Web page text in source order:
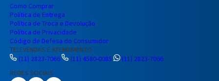
Como Comprar
Política de Entrega
Política de Troca e Devolução
Política de Privacidade
Código de Defesa do Consumidor
TELEVENDAS E ATENDIMENTO
(11) 2823-7066
(11) 4580-0085
(11) 2823-7066
REDES SOCIAIS